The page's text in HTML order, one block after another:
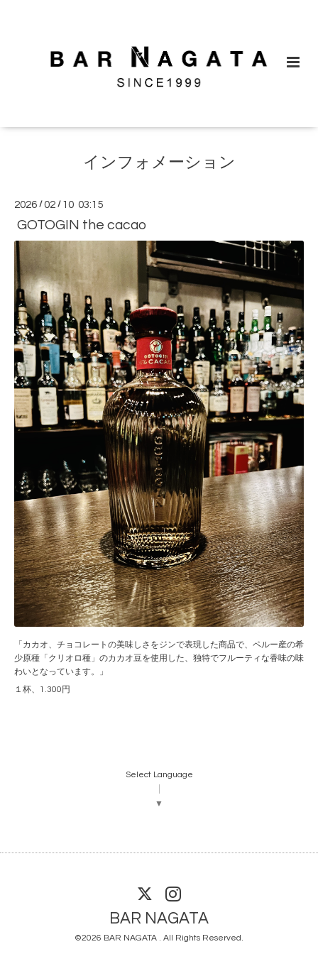
インフォメーション
2026 /02 / 10 03:15
GOTOGIN the cacao
「カカオ、チョコレートの美味しさをジンで表現した商品で、ペルー産の希
少原種「クリオロ種」のカカオ豆を使用した、独特でフルーティな香味の味
わいとなっています。」
１杯、1.300円
Select Language
▼
BAR NAGATA
©2026 BAR NAGATA . All Rights Reserved.